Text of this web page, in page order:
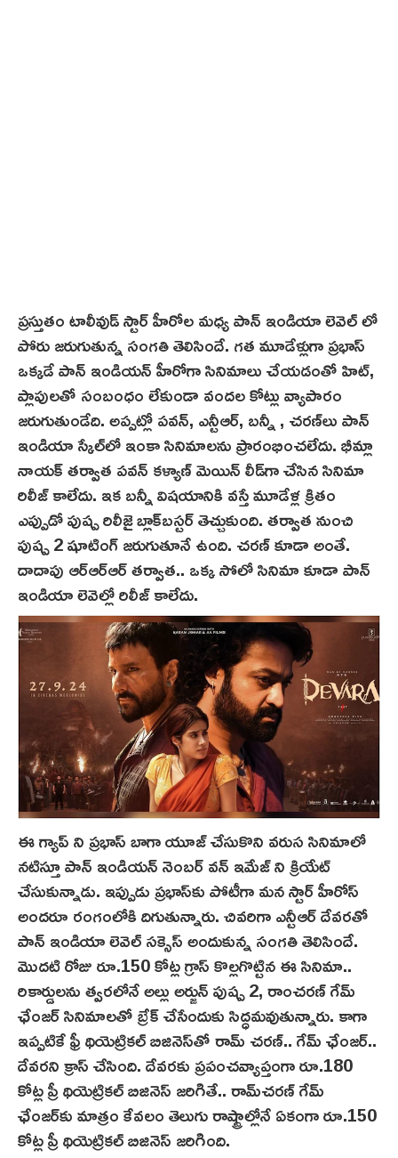
ప్రస్తుతం టాలీవుడ్ స్టార్ హీరోల మధ్య పాన్ ఇండియా లెవెల్ లో
పోరు జరుగుతున్న సంగతి తెలిసిందే. గత మూడేళ్లుగా ప్రభాస్
ఒక్కడే పాన్ ఇండియన్ హీరోగా సినిమాలు చేయ‌డంతో హిట్,
ప్లాపులతో సంబంధం లేకుండా వందల కోట్లు వ్యాపారం
జరుగుతుండేది. అప్పట్లో పవన్‌, ఎన్టీఆర్, బన్నీ , చ‌ర‌ణ్‌లు పాన్
ఇండియా స్కేల్‌లో ఇంకా సినిమాలను ప్రారంభించలేదు. భీమ్లా
నాయక్ తర్వాత పవన్ కళ్యాణ్ మెయిన్ లీడ్‌గా చేసిన సినిమా
రిలీజ్ కాలేదు. ఇక బన్నీ విషయానికి వస్తే మూడేళ్ల క్రితం
ఎప్పుడో పుష్ప రిలీజై బ్లాక్‌బ‌స్టర్ తెచ్చుకుంది. తర్వాత నుంచి
పుష్ప 2 షూటింగ్ జరుగుతూనే ఉంది. చరణ్ కూడా అంతే.
దాదాపు ఆర్‌ఆర్ఆర్ తర్వాత.. ఒక్క సోలో సినిమా కూడా పాన్
ఇండియా లెవెల్లో రిలీజ్ కాలేదు.
ఈ గ్యాప్ ని ప్రభాస్ బాగా యూజ్‌ చేసుకొని వరుస సినిమాలో
నటిస్తూ పాన్‌ ఇండియన్ నెంబర్ వన్ ఇమేజ్ ని క్రియేట్
చేసుకున్నాడు. ఇప్పుడు ప్రభాస్‌కు పోటీగా మన స్టార్ హీరోస్
అందరూ రంగంలోకి దిగుతున్నారు. చివరిగా ఎన్టీఆర్ దేవరతో
పాన్ ఇండియా లెవెల్ సక్సెస్ అందుకున్న సంగతి తెలిసిందే.
మొదటి రోజు రూ.150 కోట్ల గ్రాస్ కొల్లగొట్టిన ఈ సినిమా..
రికార్డులను త్వరలోనే అల్లు అర్జున్ పుష్ప 2, రాంచరణ్ గేమ్
ఛేంజర్‌ సినిమాలతో బ్రేక్ చేసేందుకు సిద్ధమవుతున్నారు. కాగా
ఇప్పటికే ఫ్రీ థియెట్రిక‌ల్‌ బిజినెస్‌తో రామ్ చరణ్‌.. గేమ్ ఛేంజర్‌..
దేవరని క్రాస్ చేసింది. దేవరకు ప్రపంచవ్యాప్తంగా రూ.180
కోట్ల ప్రీ థియెట్రిక‌ల్ బిజినెస్‌ జరిగితే.. రామ్‌చరణ్ గేమ్
ఛేంజ‌ర్‌కు మాత్రం కేవలం తెలుగు రాష్ట్రాల్లోనే ఏకంగా రూ.150
కోట్ల ప్రీ థియెట్రిక‌ల్‌ బిజినెస్ జరిగింది.